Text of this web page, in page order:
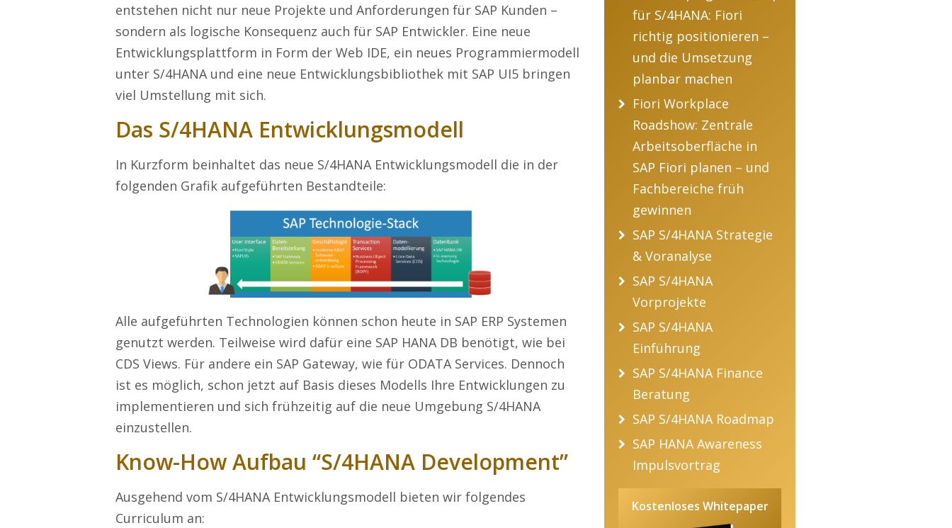
für S/4HANA: Fiori
richtig positionieren –
und die Umsetzung
planbar machen
Fiori Workplace
Roadshow: Zentrale
Arbeitsoberfläche in
SAP Fiori planen – und
Fachbereiche früh
gewinnen
SAP S/4HANA Strategie
& Voranalyse
SAP S/4HANA
Vorprojekte
SAP S/4HANA
Einführung
SAP S/4HANA Finance
Beratung
SAP S/4HANA Roadmap
SAP HANA Awareness
Impulsvortrag
Kostenloses Whitepaper
entstehen nicht nur neue Projekte und Anforderungen für SAP Kunden –
sondern als logische Konsequenz auch für SAP Entwickler. Eine neue
Entwicklungsplattform in Form der Web IDE, ein neues Programmiermodell
unter S/4HANA und eine neue Entwicklungsbibliothek mit SAP UI5 bringen
viel Umstellung mit sich.
Das S/4HANA Entwicklungsmodell
In Kurzform beinhaltet das neue S/4HANA Entwicklungsmodell die in der
folgenden Grafik aufgeführten Bestandteile:
Alle aufgeführten Technologien können schon heute in SAP ERP Systemen
genutzt werden. Teilweise wird dafür eine SAP HANA DB benötigt, wie bei
CDS Views. Für andere ein SAP Gateway, wie für ODATA Services. Dennoch
ist es möglich, schon jetzt auf Basis dieses Modells Ihre Entwicklungen zu
implementieren und sich frühzeitig auf die neue Umgebung S/4HANA
einzustellen.
Know-How Aufbau “S/4HANA Development”
Ausgehend vom S/4HANA Entwicklungsmodell bieten wir folgendes
Curriculum an: